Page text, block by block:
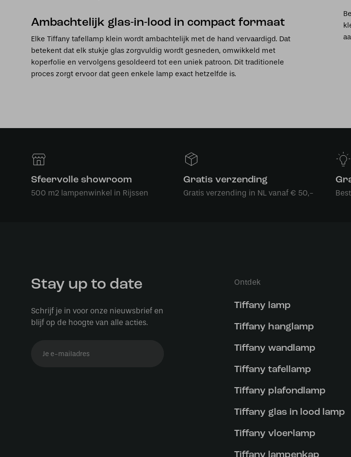
Ambachtelijk glas-in-lood in compact formaat
Elke Tiffany tafellamp klein wordt ambachtelijk met de hand vervaardigd. Dat
betekent dat elk stukje glas zorgvuldig wordt gesneden, omwikkeld met
koperfolie en vervolgens gesoldeerd tot een uniek patroon. Dit traditionele
proces zorgt ervoor dat geen enkele lamp exact hetzelfde is.
Sfeervolle showroom
500 m2 lampenwinkel in Rijssen
Gratis verzending
Gratis verzending in NL vanaf € 50,-
Stay up to date
Schrijf je in voor onze nieuwsbrief en
blijf op de hoogte van alle acties.
Ontdek
Tiffany lamp
Tiffany hanglamp
Tiffany wandlamp
Tiffany tafellamp
Tiffany plafondlamp
Tiffany glas in lood lamp
Tiffany vloerlamp
Tiffany lampenkap